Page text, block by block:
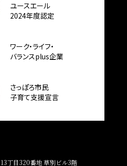
ユースエール
2024年度認定
ワーク・ライフ・
バランスplus企業
さっぽろ市民
子育て支援宣言
丁目320番地 草別ビル3階